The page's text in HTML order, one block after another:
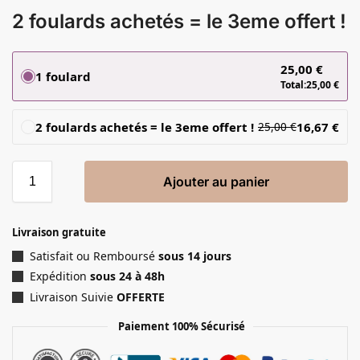
2 foulards achetés = le 3eme offert !
1 foulard 25,00 €
Total:25,00€
2 foulards achetés = le 3eme offert ! 25,00€16,67 €
Ajouter au panier
Livraison gratuite
Satisfait ou Remboursé sous 14 jours
Expédition sous 24 à 48h
Livraison Suivie OFFERTE
Paiement 100% Sécurisé